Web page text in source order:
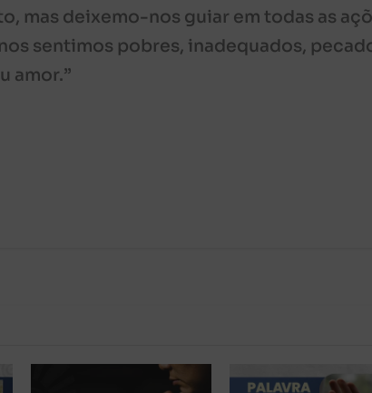
mas deixemo-nos guiar em todas as
sentimos pobres, inadequados,
amor.”